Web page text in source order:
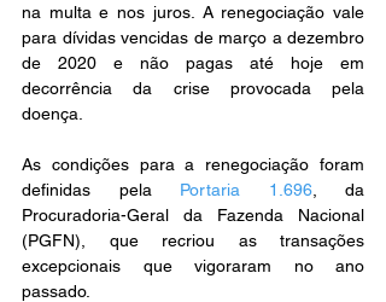
na multa e nos juros. A renegociação vale
para dívidas vencidas de março a dezembro
de 2020 e não pagas até hoje em
decorrência da crise provocada pela
doença.
As condições para a renegociação foram
definidas pela Portaria 1.696, da
Procuradoria-Geral da Fazenda Nacional
(PGFN), que recriou as transações
excepcionais que vigoraram no ano
passado.